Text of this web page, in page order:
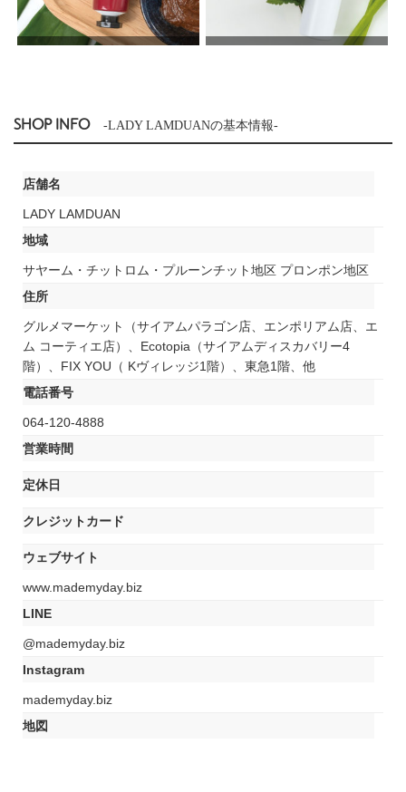
SHOP INFO -LADY LAMDUANの基本情報-
店舗名
LADY LAMDUAN
地域
サヤーム・チットロム・プルーンチット地区 プロンポン地区
住所
グルメマーケット（サイアムパラゴン店、エンポリアム店、エ
ム コーティエ店）、Ecotopia（サイアムディスカバリー4
階）、FIX YOU（ Kヴィレッジ1階）、東急1階、他
電話番号
064-120-4888
営業時間
定休日
クレジットカード
ウェブサイト
www.mademyday.biz
LINE
@mademyday.biz
Instagram
mademyday.biz
地図